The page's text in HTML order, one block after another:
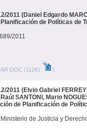
2011 (Daniel Edgardo
de Políticas de
2011
DOC (112K) |
2011 (Elvio Gabriel
SANTONI, Mario
de Planificación de
de Justicia y